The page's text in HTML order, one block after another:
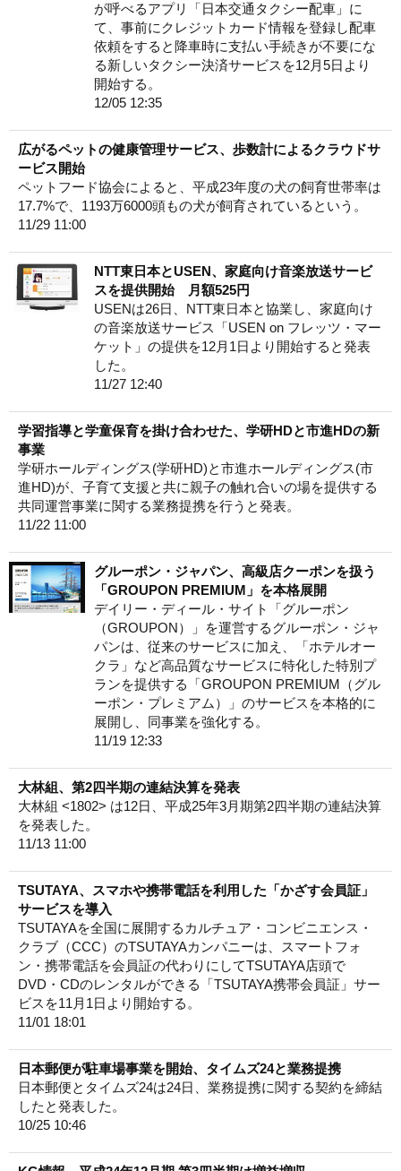
が呼べるアプリ「日本交通タクシー配車」に
て、事前にクレジットカード情報を登録し配車
依頼をすると降車時に支払い手続きが不要にな
る新しいタクシー決済サービスを12月5日より
開始する。
12/05 12:35
広がるペットの健康管理サービス、歩数計によるクラウドサ
ービス開始
ペットフード協会によると、平成23年度の犬の飼育世帯率は
17.7%で、1193万6000頭もの犬が飼育されているという。
11/29 11:00
NTT東日本とUSEN、家庭向け音楽放送サービ
スを提供開始 月額525円
USENは26日、NTT東日本と協業し、家庭向け
の音楽放送サービス「USEN on フレッツ・マー
ケット」の提供を12月1日より開始すると発表
した。
11/27 12:40
学習指導と学童保育を掛け合わせた、学研HDと市進HDの新
事業
学研ホールディングス(学研HD)と市進ホールディングス(市
進HD)が、子育て支援と共に親子の触れ合いの場を提供する
共同運営事業に関する業務提携を行うと発表。
11/22 11:00
グルーポン・ジャパン、高級店クーポンを扱う
「GROUPON PREMIUM」を本格展開
デイリー・ディール・サイト「グルーポン
（GROUPON）」を運営するグルーポン・ジャ
パンは、従来のサービスに加え、「ホテルオー
クラ」など高品質なサービスに特化した特別プ
ランを提供する「GROUPON PREMIUM（グル
ーポン・プレミアム）」のサービスを本格的に
展開し、同事業を強化する。
11/19 12:33
大林組、第2四半期の連結決算を発表
大林組 <1802> は12日、平成25年3月期第2四半期の連結決算
を発表した。
11/13 11:00
TSUTAYA、スマホや携帯電話を利用した「かざす会員証」
サービスを導入
TSUTAYAを全国に展開するカルチュア・コンビニエンス・
クラブ（CCC）のTSUTAYAカンパニーは、スマートフォ
ン・携帯電話を会員証の代わりにしてTSUTAYA店頭で
DVD・CDのレンタルができる「TSUTAYA携帯会員証」サー
ビスを11月1日より開始する。
11/01 18:01
日本郵便が駐車場事業を開始、タイムズ24と業務提携
日本郵便とタイムズ24は24日、業務提携に関する契約を締結
したと発表した。
10/25 10:46